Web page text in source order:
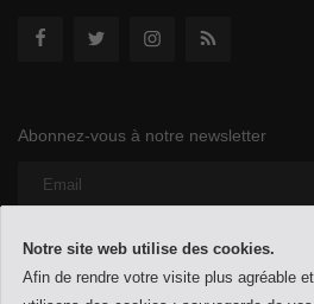
Abonnez-vous à notre newsletter
Notre site web utilise des cookies.
Afin de rendre votre visite plus agréable